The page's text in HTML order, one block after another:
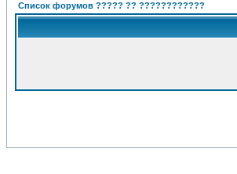
Список форумов ????? ?? ????????????